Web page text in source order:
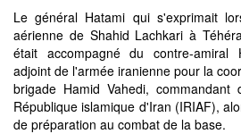
Le général Hatami qui s'exprimait
aérienne de Shahid Lachkari à
était accompagné du contre-amiral
adjoint de l'armée iranienne pour la
brigade Hamid Vahedi,
République islamique d'Iran (IRIAF),
de préparation au combat de la base.